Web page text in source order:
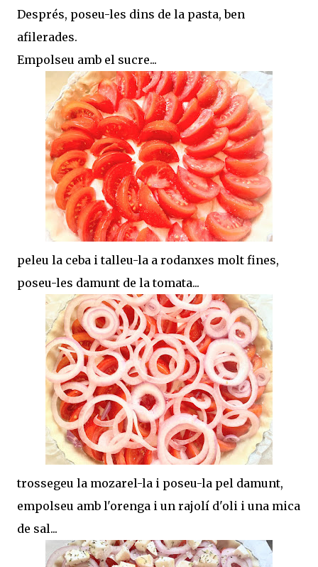
Després, poseu-les dins de la pasta, ben
afilerades.
Empolseu amb el sucre...
peleu la ceba i talleu-la a rodanxes molt fines,
poseu-les damunt de la tomata...
trossegeu la mozarel-la i poseu-la pel damunt,
empolseu amb l'orenga i un rajolí d'oli i una mica
de sal...